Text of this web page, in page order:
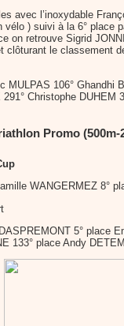
avec l’inoxydable
vélo ) suivi à la 6°
on retrouve Sigrid
le classement
MULPAS 106° Ghandhi
Christophe
Promo
WANGERMEZ 8°
5° place
133° place Andy